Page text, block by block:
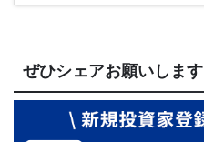
ぜひシェアお願いします